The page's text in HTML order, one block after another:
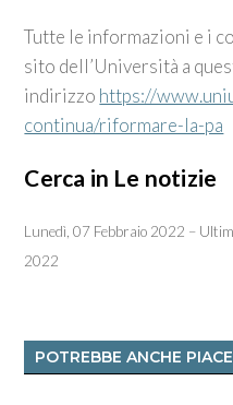
Tutte le informazioni e i
sito dell’Università a
indirizzo https://
continua/riformare-la-pa
Cerca in Le notizie
Lunedì, 07 Febbraio 2022 –
2022
POTREBBE ANCHE